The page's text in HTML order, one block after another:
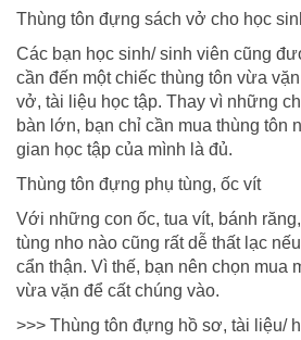
Thùng tôn đựng sách vở cho học
Các bạn học sinh/ sinh viên cũng
cần đến một chiếc thùng tôn vừa
vở, tài liệu học tập. Thay vì những
bàn lớn, bạn chỉ cần mua thùng tôn
gian học tập của mình là đủ.
Thùng tôn đựng phụ tùng, ốc vít
Với những con ốc, tua vít, bánh
tùng nho nào cũng rất dễ thất lạc
cẩn thận. Vì thế, bạn nên chọn mua
vừa vặn để cất chúng vào.
>>> Thùng tôn đựng hồ sơ, tài liệu/